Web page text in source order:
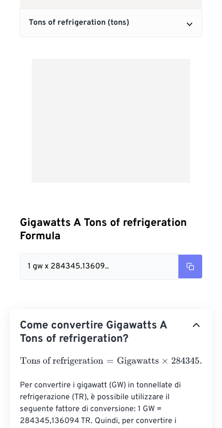
Gigawatts A Tons of refrigeration
Formula
1 gw x 284345.13609..
Come convertire Gigawatts A
Tons of refrigeration?
Tons of refrigeration=Gigawatts×284345.136094
Per convertire i gigawatt (GW) in tonnellate di
refrigerazione (TR), è possibile utilizzare il
seguente fattore di conversione: 1 GW =
284345,136094 TR. Quindi, per convertire i